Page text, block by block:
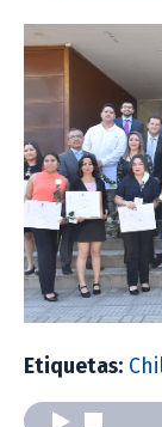
Etiquetas: